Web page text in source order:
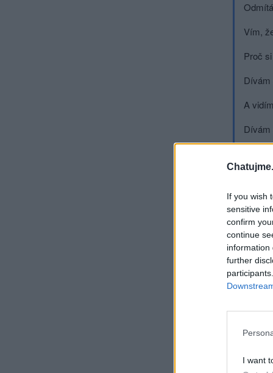
If you wish
sensitive
confirm
continue
information
further
I want
Vím,
Proč
Dívám
A
Dívám
Když
Kdo si